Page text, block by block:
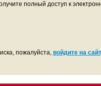
полный доступ к
пожалуйста, войдите на